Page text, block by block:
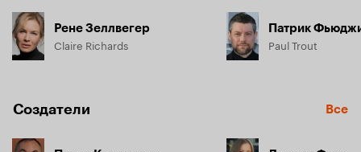
Рене Зеллвегер
Claire Richards
Патрик
Paul Trout
Создатели Все